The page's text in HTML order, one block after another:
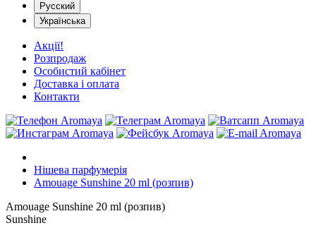
Русский
Українська
Акції!
Розпродаж
Особистий кабінет
Доставка і оплата
Контакти
Нішева парфумерія
Amouage Sunshine 20 ml (розпив)
Amouage Sunshine 20 ml (розпив)
Sunshine